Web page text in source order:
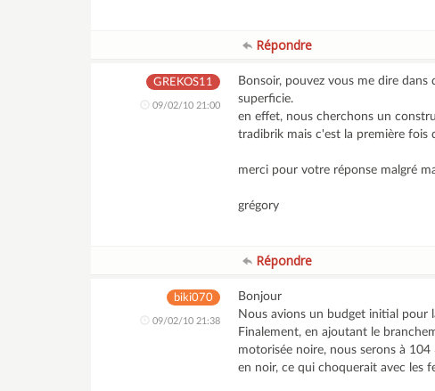
Répondre
GREKOS11
09/02/10 21:00
Bonsoir, pouvez vous me dire
superficie.
en effet, nous cherchons un
tradibrik mais c'est la première fois
merci pour votre réponse malgré
grégory
Répondre
biki070
09/02/10 21:38
Bonjour
Nous avions un budget initial pour
Finalement, en ajoutant le
motorisée noire, nous serons à
en noir, ce qui choquerait avec les